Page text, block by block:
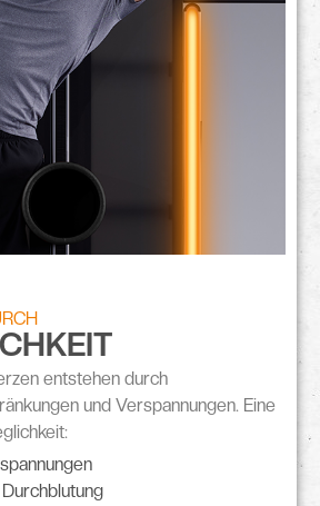
entstehen durch
und Verspannungen. Eine